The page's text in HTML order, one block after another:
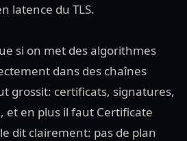
latence du TLS.
si on met des algorithmes
dans des chaînes
grossit: certificats, signatures,
et en plus il faut Certificate
dit clairement: pas de plan